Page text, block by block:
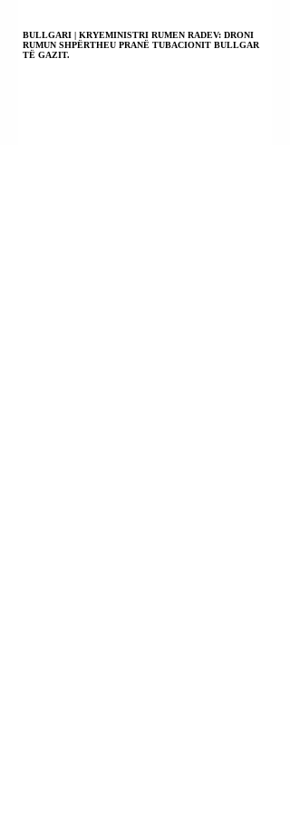
BULLGARI | KRYEMINISTRI RUMEN RADEV: DRONI
RUMUN SHPËRTHEU PRANË TUBACIONIT BULLGAR
TË GAZIT.